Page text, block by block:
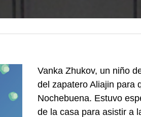
Vanka Zhukov, un niño
del zapatero Aliajin para
Nochebuena. Estuvo
de la casa para asistir a